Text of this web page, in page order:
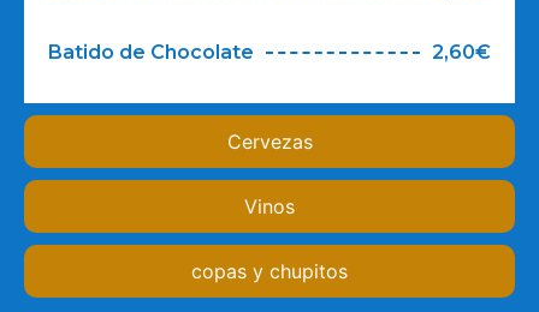
Cervezas
Vinos
copas y chupitos
Batido de Chocolate 2,60€